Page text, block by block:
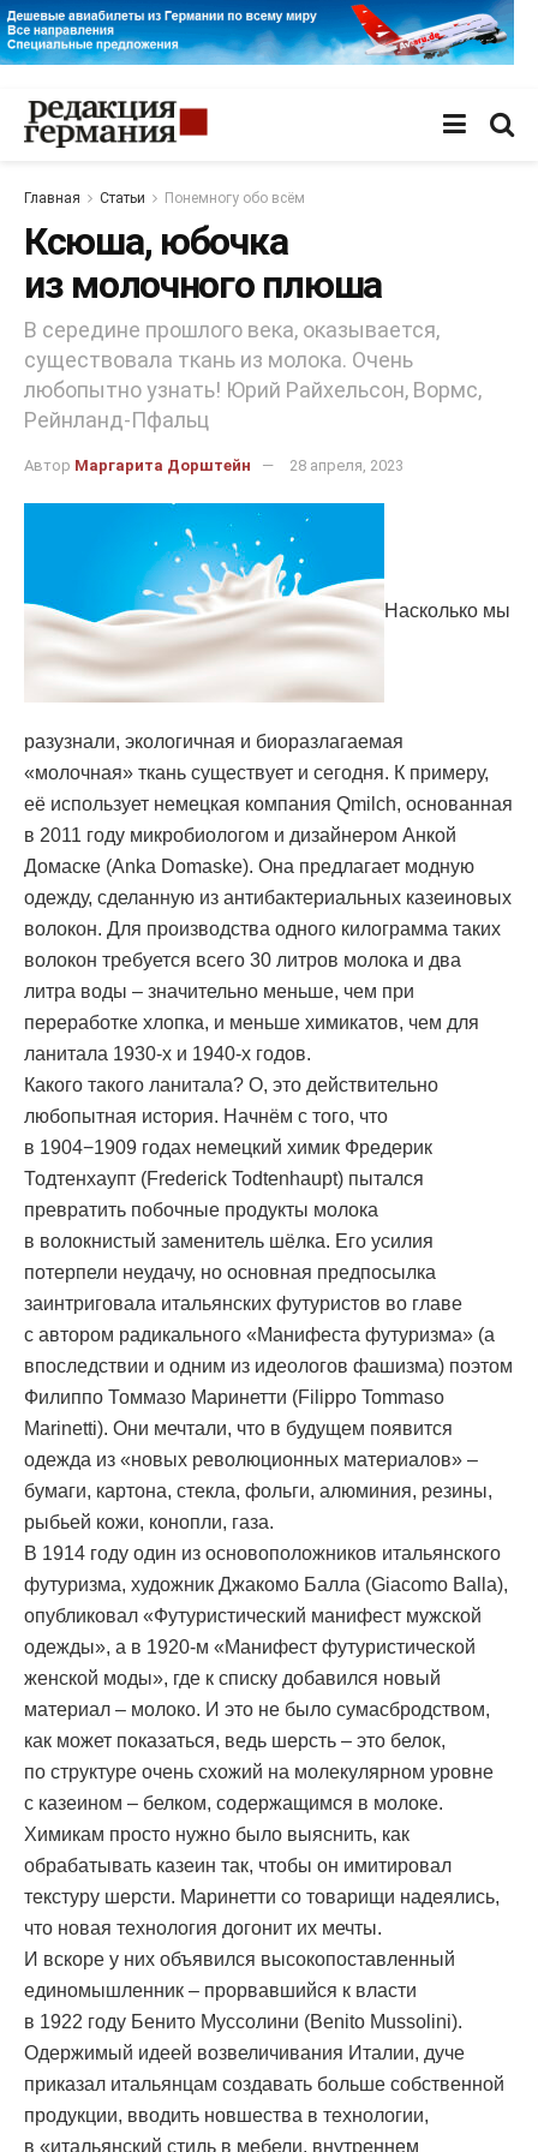
Главная Статьи Понемногу обо всём
Ксюша, юбочка
из молочного плюша
В середине прошлого века, оказывается,
существовала ткань из молока. Очень
любопытно узнать! Юрий Райхельсон, Вормс,
Рейнланд-Пфальц
Автор Маргарита Дорштейн 28 апреля, 2023
Насколько мы
разузнали, экологичная и биоразлагаемая
«молочная» ткань существует и сегодня. К примеру,
её использует немецкая компания Qmilch, основанная
в 2011 году микробиологом и дизайнером Анкой
Домаске (Anka Domaske). Она предлагает модную
одежду, сделанную из антибактериальных казеиновых
волокон. Для производства одного килограмма таких
волокон требуется всего 30 литров молока и два
литра воды – значительно меньше, чем при
переработке хлопка, и меньше химикатов, чем для
ланитала 1930-х и 1940-х годов.
Какого такого ланитала? О, это действительно
любопытная история. Начнём с того, что
в 1904−1909 годах немецкий химик Фредерик
Тодтенхаупт (Frederick Todtenhaupt) пытался
превратить побочные продукты молока
в волокнистый заменитель шёлка. Его усилия
потерпели неудачу, но основная предпосылка
заинтриговала итальянских футуристов во главе
с автором радикального «Манифеста футуризма» (а
впоследствии и одним из идеологов фашизма) поэтом
Филиппо Томмазо Маринетти (Filippo Tommaso
Marinetti). Они мечтали, что в будущем появится
одежда из «новых революционных материалов» –
бумаги, картона, стекла, фольги, алюминия, резины,
рыбьей кожи, конопли, газа.
В 1914 году один из основоположников итальянского
футуризма, художник Джакомо Балла (Giacomo Balla),
опубликовал «Футуристический манифест мужской
одежды», а в 1920-м «Манифест футуристической
женской моды», где к списку добавился новый
материал – молоко. И это не было сумасбродством,
как может показаться, ведь шерсть – это белок,
по структуре очень схожий на молекулярном уровне
с казеином – белком, содержащимся в молоке.
Химикам просто нужно было выяснить, как
обрабатывать казеин так, чтобы он имитировал
текстуру шерсти. Маринетти со товарищи надеялись,
что новая технология догонит их мечты.
И вскоре у них объявился высокопоставленный
единомышленник – прорвавшийся к власти
в 1922 году Бенито Муссолини (Benito Mussolini).
Одержимый идеей возвеличивания Италии, дуче
приказал итальянцам создавать больше собственной
продукции, вводить новшества в технологии,
в «итальянский стиль в мебели, внутреннем